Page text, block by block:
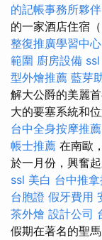
的記帳事務所夥伴
的一家酒店住宿
整復推廣學習中心
範圍 廚房設備 ssl
型外燴推薦 藍芽
解大公爵的美麗
大的要塞系統和
台中全身按摩推薦
帳士推薦 在南歐
於一月份，興奮
ssl 美白 台中推
台胞證 假牙費用
茶外燴 設計公司
假期在著名的聖